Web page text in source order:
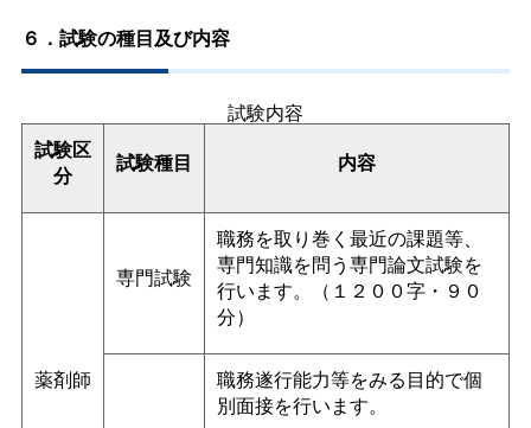
６．試験の種目及び内容
試験内容
試験区
分
試験種目 内容
薬剤師
専門試験
職務を取り巻く最近の課題等、
専門知識を問う専門論文試験を
行います。（１２００字・９０
分）
職務遂行能力等をみる目的で個
別面接を行います。